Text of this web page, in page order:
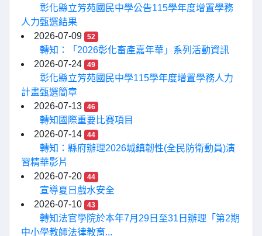
彰化縣立芳苑國民中學公告115學年度增置學務
人力甄選結果
2026-07-09
52
轉知：「2026彰化畜產嘉年華」系列活動資訊
2026-07-24
49
彰化縣立芳苑國民中學115學年度增置學務人力
計畫甄選簡章
2026-07-13
46
轉知國際重要比賽項目
2026-07-14
44
轉知：縣府辦理2026城鎮韌性(全民防衛動員)演
習精華影片
2026-07-20
44
宣導夏日戲水安全
2026-07-10
43
轉知法官學院於本年7月29日至31日辦理「第2期
中小學教師法律教育...